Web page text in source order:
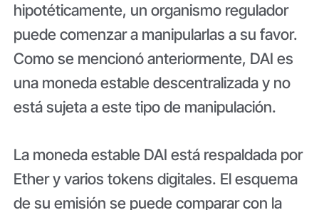
hipotéticamente, un organismo regulador
puede comenzar a manipularlas a su favor.
Como se mencionó anteriormente, DAI es
una moneda estable descentralizada y no
está sujeta a este tipo de manipulación.
La moneda estable DAI está respaldada por
Ether y varios tokens digitales. El esquema
de su emisión se puede comparar con la